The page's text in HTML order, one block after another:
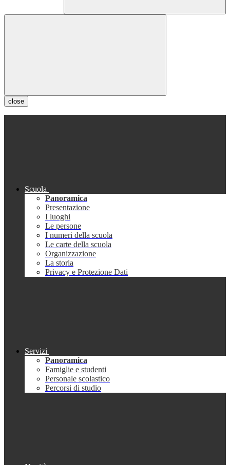
close
Scuola
Panoramica
Presentazione
I luoghi
Le persone
I numeri della scuola
Le carte della scuola
Organizzazione
La storia
Privacy e Protezione Dati
Servizi
Panoramica
Famiglie e studenti
Personale scolastico
Percorsi di studio